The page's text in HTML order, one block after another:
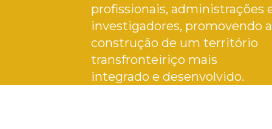
profissionais, administrações
investigadores, promovendo a
construção de um território
transfronteiriço mais
integrado e desenvolvido.